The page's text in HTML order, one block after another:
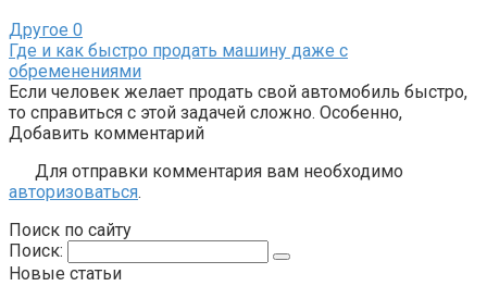
Другое 0
Где и как быстро продать машину даже с
обременениями
Если человек желает продать свой автомобиль быстро,
то справиться с этой задачей сложно. Особенно,
Добавить комментарий
Для отправки комментария вам необходимо
авторизоваться.
Поиск по сайту
Поиск:
Новые статьи